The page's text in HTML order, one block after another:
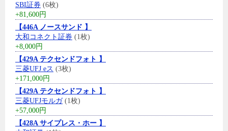
SBI証券 (6枚)
+81,600円
【446A ノースサンド 】
大和コネクト証券 (1枚)
+8,000円
【429A テクセンドフォト 】
三菱UFJ eス (3枚)
+171,000円
【429A テクセンドフォト 】
三菱UFJモルガ(1枚)
+57,000円
【428A サイプレス・ホー 】